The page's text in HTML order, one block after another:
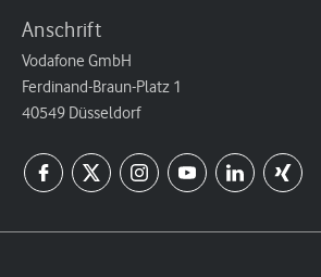
Anschrift
Vodafone GmbH
Ferdinand-Braun-Platz 1
40549 Düsseldorf